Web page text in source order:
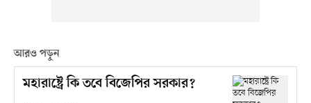
আরও পড়ুন
মহারাষ্ট্রে কি তবে বিজেপির সরকার?